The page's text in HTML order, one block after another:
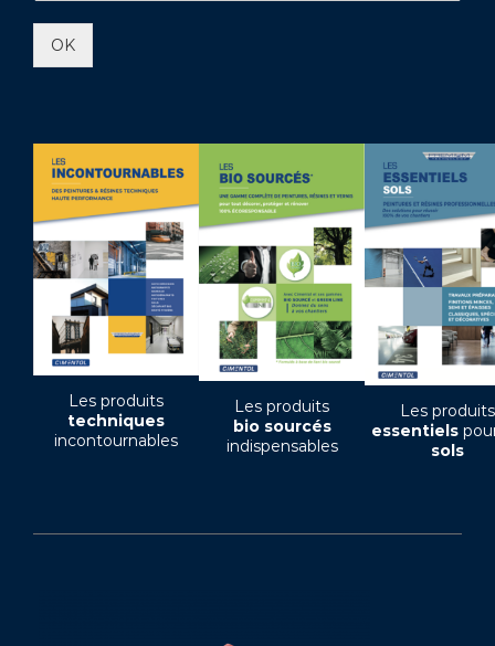
OK
Les produits
techniques
incontournables
Les produits
bio sourcés
indispensables
Les produits
essentiels
sols